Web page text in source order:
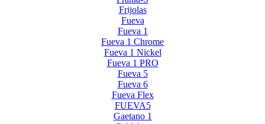
Frijolas
Fueva
Fueva 1
Fueva 1 Chrome
Fueva 1 Nickel
Fueva 1 PRO
Fueva 5
Fueva 6
Fueva Flex
FUEVA5
Gaetano 1